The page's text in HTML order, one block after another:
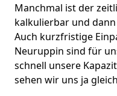
Manchmal ist der
kalkulierbar und
Auch kurzfristige
Neuruppin sind für
schnell unsere
sehen wir uns ja